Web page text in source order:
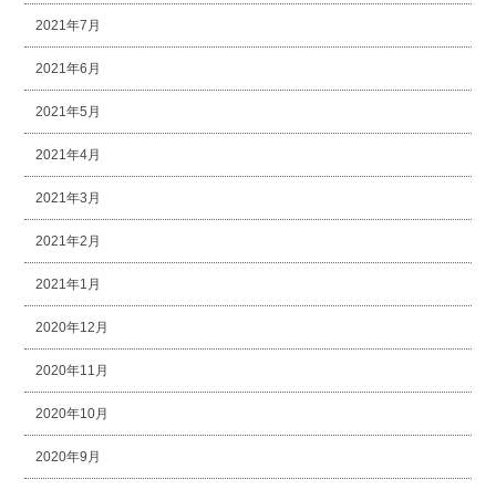
2021年7月
2021年6月
2021年5月
2021年4月
2021年3月
2021年2月
2021年1月
2020年12月
2020年11月
2020年10月
2020年9月